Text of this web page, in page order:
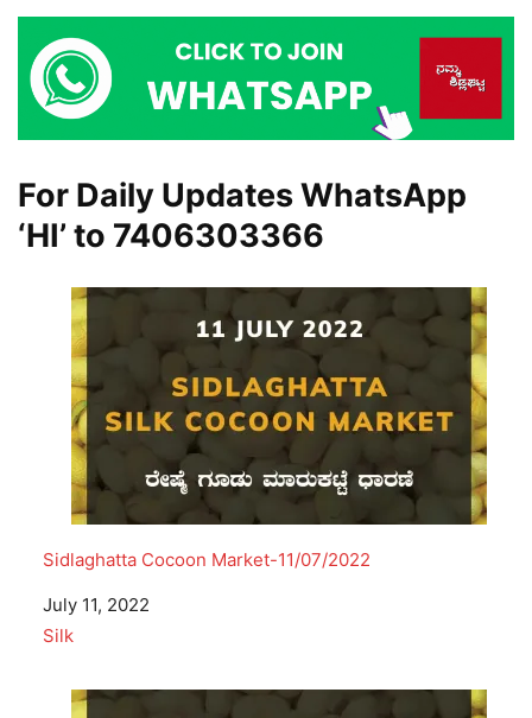
For Daily Updates WhatsApp
‘HI’ to 7406303366
Sidlaghatta Cocoon Market-11/07/2022
Date
July 11, 2022
In relation to
Silk